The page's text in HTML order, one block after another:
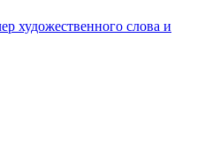
художественного слова и